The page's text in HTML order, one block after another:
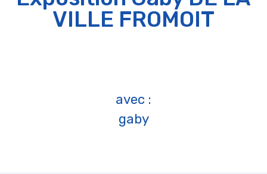
VILLE FROMOIT
avec :
gaby